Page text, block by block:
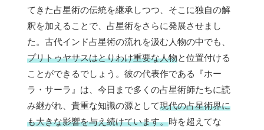
てきた占星術の伝統を継承しつつ、そこに独自の解
釈を加えることで、占星術をさらに発展させまし
た。古代インド占星術の流れを汲む人物の中でも、
プリトゥヤサスはとりわけ重要な人物と位置付ける
ことができるでしょう。彼の代表作である『ホー
ラ・サーラ』は、今日まで多くの占星術師たちに読
み継がれ、貴重な知識の源として現代の占星術界に
も大きな影響を与え続けています。時を超えてな